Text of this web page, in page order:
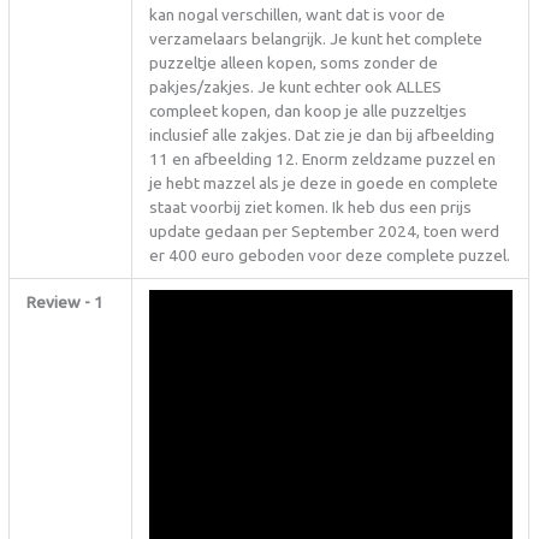
kan nogal verschillen, want dat is voor de
verzamelaars belangrijk. Je kunt het complete
puzzeltje alleen kopen, soms zonder de
pakjes/zakjes. Je kunt echter ook ALLES
compleet kopen, dan koop je alle puzzeltjes
inclusief alle zakjes. Dat zie je dan bij afbeelding
11 en afbeelding 12. Enorm zeldzame puzzel en
je hebt mazzel als je deze in goede en complete
staat voorbij ziet komen. Ik heb dus een prijs
update gedaan per September 2024, toen werd
er 400 euro geboden voor deze complete puzzel.
Review - 1